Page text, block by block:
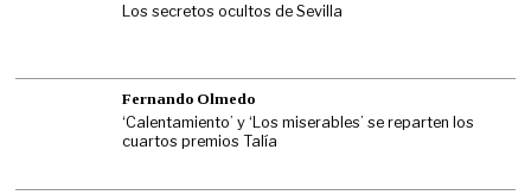
Los secretos ocultos de Sevilla
Fernando Olmedo
‘Calentamiento’ y ‘Los miserables’ se reparten los
cuartos premios Talía